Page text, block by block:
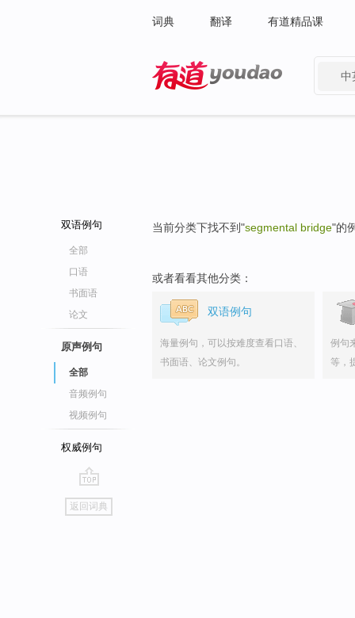
词典 翻译 有道精品课
中
双语例句
全部
口语
书面语
论文
原声例句
全部
音频例句
视频例句
权威例句
go
top
返回词典
当前分类下找不到"segmental bridge"的
或者看看其他分类：
双语例句
海量例句，可以按难度查看口语、
书面语、论文例句。
例句
等，